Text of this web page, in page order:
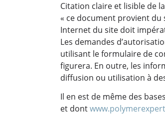
Citation claire et lisible de
« ce document provient du
Internet du site doit
Les demandes
utilisant le formulaire de
figurera. En outre, les
diffusion ou utilisation à
Il en est de même des
et dont